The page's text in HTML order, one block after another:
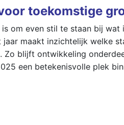
toekomstige
om even stil te staan bij wat
maakt inzichtelijk welke
blijft ontwikkeling
een betekenisvolle plek